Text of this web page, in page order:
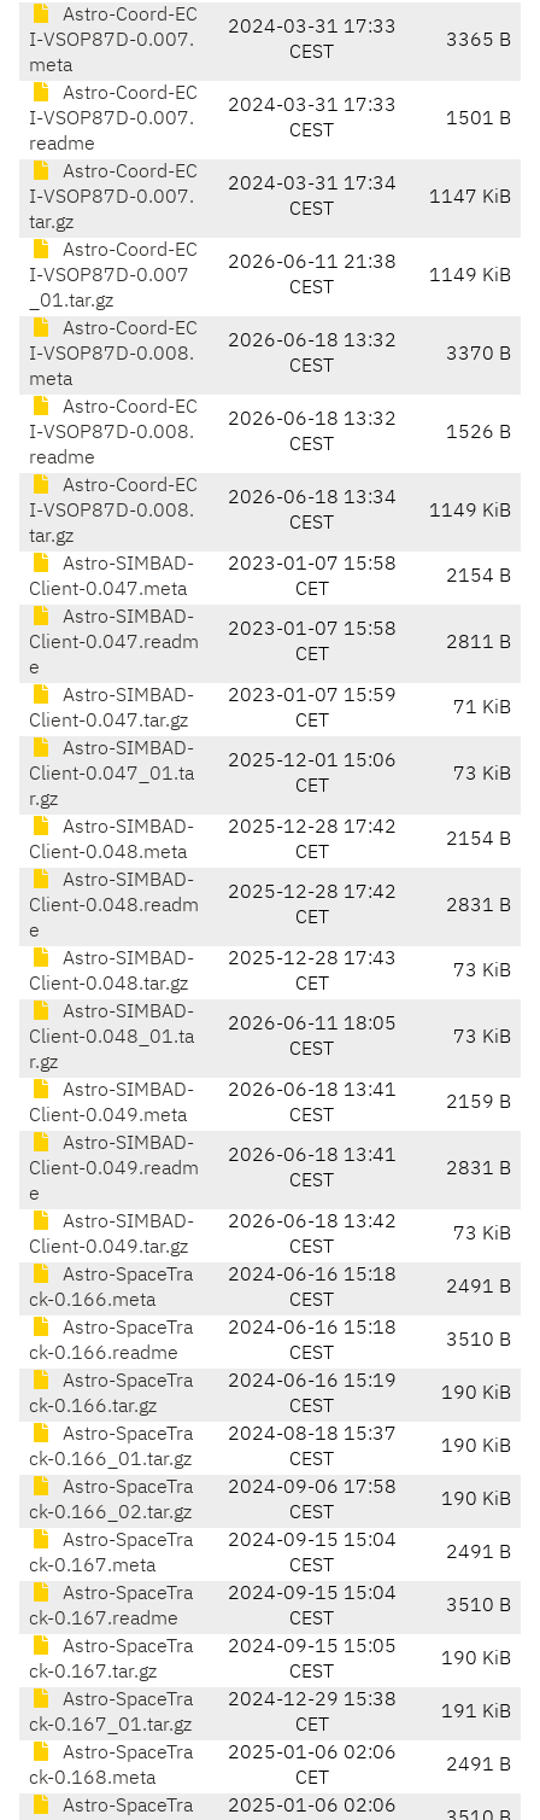
Astro-Coord-EC
I-VSOP87D-0.007.
meta
2024-03-31 17:33
CEST
3365 B
Astro-Coord-EC
I-VSOP87D-0.007.
readme
2024-03-31 17:33
CEST
1501 B
Astro-Coord-EC
I-VSOP87D-0.007.
tar.gz
2024-03-31 17:34
CEST
1147 KiB
Astro-Coord-EC
I-VSOP87D-0.007
_01.tar.gz
2026-06-11 21:38
CEST
1149 KiB
Astro-Coord-EC
I-VSOP87D-0.008.
meta
2026-06-18 13:32
CEST
3370 B
Astro-Coord-EC
I-VSOP87D-0.008.
readme
2026-06-18 13:32
CEST
1526 B
Astro-Coord-EC
I-VSOP87D-0.008.
tar.gz
2026-06-18 13:34
CEST
1149 KiB
Astro-SIMBAD-
Client-0.047.meta
2023-01-07 15:58
CET
2154 B
Astro-SIMBAD-
Client-0.047.readm
e
2023-01-07 15:58
CET
2811 B
Astro-SIMBAD-
Client-0.047.tar.gz
2023-01-07 15:59
CET
71 KiB
Astro-SIMBAD-
Client-0.047_01.ta
r.gz
2025-12-01 15:06
CET
73 KiB
Astro-SIMBAD-
Client-0.048.meta
2025-12-28 17:42
CET
2154 B
Astro-SIMBAD-
Client-0.048.readm
e
2025-12-28 17:42
CET
2831 B
Astro-SIMBAD-
Client-0.048.tar.gz
2025-12-28 17:43
CET
73 KiB
Astro-SIMBAD-
Client-0.048_01.ta
r.gz
2026-06-11 18:05
CEST
73 KiB
Astro-SIMBAD-
Client-0.049.meta
2026-06-18 13:41
CEST
2159 B
Astro-SIMBAD-
Client-0.049.readm
e
2026-06-18 13:41
CEST
2831 B
Astro-SIMBAD-
Client-0.049.tar.gz
2026-06-18 13:42
CEST
73 KiB
Astro-SpaceTra
ck-0.166.meta
2024-06-16 15:18
CEST
2491 B
Astro-SpaceTra
ck-0.166.readme
2024-06-16 15:18
CEST
3510 B
Astro-SpaceTra
ck-0.166.tar.gz
2024-06-16 15:19
CEST
190 KiB
Astro-SpaceTra
ck-0.166_01.tar.gz
2024-08-18 15:37
CEST
190 KiB
Astro-SpaceTra
ck-0.166_02.tar.gz
2024-09-06 17:58
CEST
190 KiB
Astro-SpaceTra
ck-0.167.meta
2024-09-15 15:04
CEST
2491 B
Astro-SpaceTra
ck-0.167.readme
2024-09-15 15:04
CEST
3510 B
Astro-SpaceTra
ck-0.167.tar.gz
2024-09-15 15:05
CEST
190 KiB
Astro-SpaceTra
ck-0.167_01.tar.gz
2024-12-29 15:38
CET
191 KiB
Astro-SpaceTra
ck-0.168.meta
2025-01-06 02:06
CET
2491 B
Astro-SpaceTra 2025-01-06 02:06